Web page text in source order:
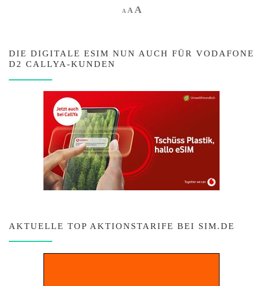
A Decrease font size.
AReset font size.
AIncrease font size.
DIE DIGITALE ESIM NUN AUCH FÜR VODAFONE
D2 CALLYA-KUNDEN
AKTUELLE TOP AKTIONSTARIFE BEI SIM.DE